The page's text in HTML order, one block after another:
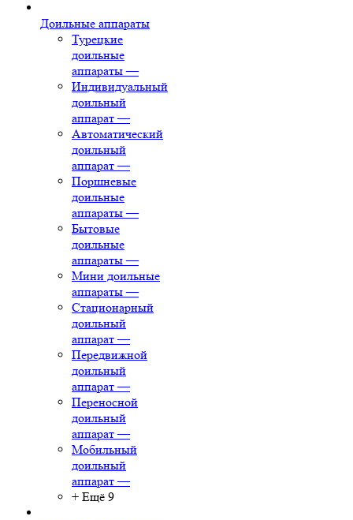
Доильные аппараты
Турецкие
доильные
аппараты —
Индивидуальный
доильный
аппарат —
Автоматический
доильный
аппарат —
Поршневые
доильные
аппараты —
Бытовые
доильные
аппараты —
Мини доильные
аппараты —
Стационарный
доильный
аппарат —
Передвижной
доильный
аппарат —
Переносной
доильный
аппарат —
Мобильный
доильный
аппарат —
+ Ещё 9